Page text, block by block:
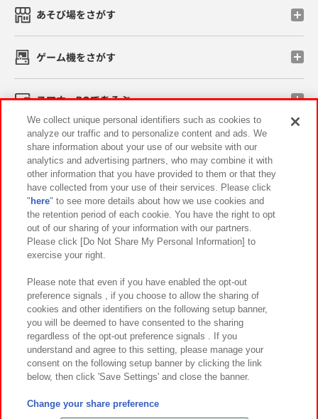
あそび場をさがす
ゲーム機をさがす
スマホ・PCであそぶ
イベント・キャンペーン
関連会社 サステナビリティ サイトポリシー
プライバシーポリシー ウェブアクセシビリティ方針と検証結果
お取引先さまとともに
カスタマーハラスメント対応方針 よくあるご質問・お問い合わせ
©Bandai Namco Amusement Inc.
©Bandai Namco Amusement Lab Inc.
We collect unique personal identifiers such as cookies to
analyze our traffic and to personalize content and ads. We
share information about your use of our website with our
analytics and advertising partners, who may combine it with
other information that you have provided to them or that they
have collected from your use of their services. Please click
" here" to see more details about how we use cookies and
the retention period of each cookie. You have the right to opt
out of our sharing of your information with our partners.
Please click [Do Not Share My Personal Information] to
exercise your right.
Please note that even if you have enabled the opt-out
preference signals , if you choose to allow the sharing of
cookies and other identifiers on the following setup banner,
you will be deemed to have consented to the sharing
regardless of the opt-out preference signals . If you
understand and agree to this setting, please manage your
consent on the following setup banner by clicking the link
below, then click 'Save Settings' and close the banner.
Change your share preference